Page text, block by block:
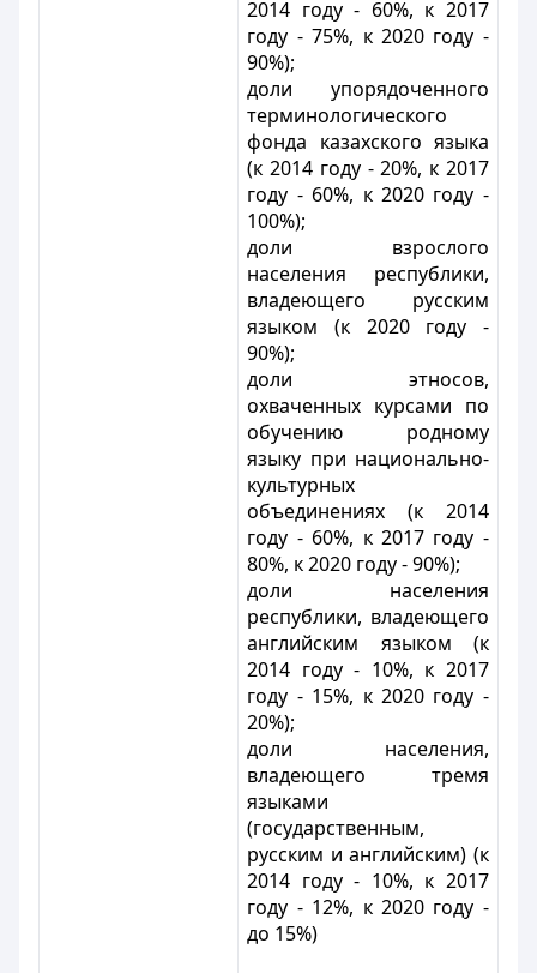
2014 году - 60%, к 2017
году - 75%, к 2020 году -
90%);
доли упорядоченного
терминологического
фонда казахского языка
(к 2014 году - 20%, к 2017
году - 60%, к 2020 году -
100%);
доли взрослого
населения республики,
владеющего русским
языком (к 2020 году -
90%);
доли этносов,
охваченных курсами по
обучению родному
языку при национально-
культурных
объединениях (к 2014
году - 60%, к 2017 году -
80%, к 2020 году - 90%);
доли населения
республики, владеющего
английским языком (к
2014 году - 10%, к 2017
году - 15%, к 2020 году -
20%);
доли населения,
владеющего тремя
языками
(государственным,
русским и английским) (к
2014 году - 10%, к 2017
году - 12%, к 2020 году -
до 15%)